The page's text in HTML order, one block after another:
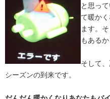
と思っ
て暖か
ます。
もある
そして
シーズンの到来です。